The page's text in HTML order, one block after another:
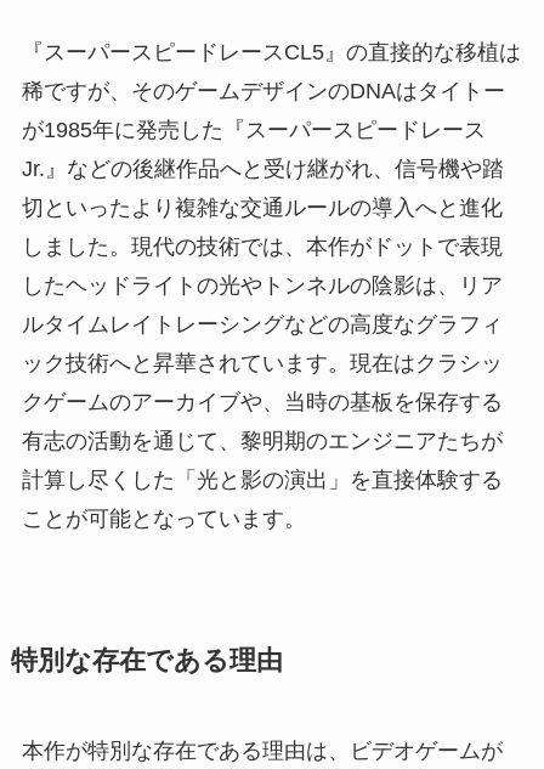
『スーパースピードレースCL5』の直接的な移植は
稀ですが、そのゲームデザインのDNAはタイトー
が1985年に発売した『スーパースピードレース
Jr.』などの後継作品へと受け継がれ、信号機や踏
切といったより複雑な交通ルールの導入へと進化
しました。現代の技術では、本作がドットで表現
したヘッドライトの光やトンネルの陰影は、リア
ルタイムレイトレーシングなどの高度なグラフィ
ック技術へと昇華されています。現在はクラシッ
クゲームのアーカイブや、当時の基板を保存する
有志の活動を通じて、黎明期のエンジニアたちが
計算し尽くした「光と影の演出」を直接体験する
ことが可能となっています。
特別な存在である理由
本作が特別な存在である理由は、ビデオゲームが